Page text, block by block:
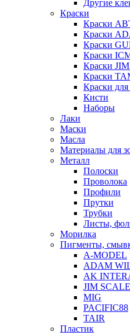
Другие
Краски
Краски
Краски
Краски
Краски
Краски
Краски
Краски для
Кисти
Наборы
Лаки
Маски
Масла
Материалы для
Металл
Полоски
Проволока
Профили
Прутки
Трубки
Листы,
Морилка
Пигменты,
A-MODEL
ADAM
AK
JIM SCALE
MIG
PACIFIC88
TAIR
Пластик